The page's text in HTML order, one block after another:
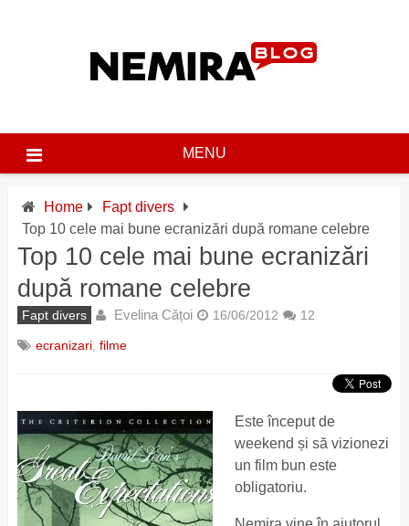
MENU
Home
Fapt divers
Top 10 cele mai bune ecranizări după romane celebre
Top 10 cele mai bune ecranizări
după romane celebre
Fapt divers Evelina Cățoi 16/06/2012 12
ecranizari, filme
Este început de
weekend și să vizionezi
un film bun este
obligatoriu.